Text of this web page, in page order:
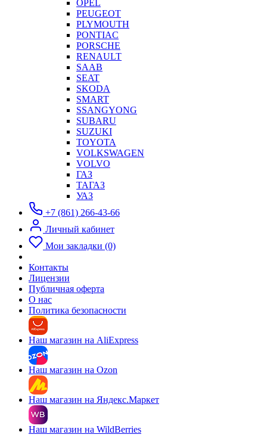
OPEL
PEUGEOT
PLYMOUTH
PONTIAC
PORSCHE
RENAULT
SAAB
SEAT
SKODA
SMART
SSANGYONG
SUBARU
SUZUKI
TOYOTA
VOLKSWAGEN
VOLVO
ГАЗ
ТАГАЗ
УАЗ
+7 (861) 266-43-66
Личный кабинет
Мои закладки (0)
Контакты
Лицензии
Публичная оферта
О нас
Политика безопасности
Наш магазин на AliExpress
Наш магазин на Ozon
Наш магазин на Яндекс.Маркет
Наш магазин на WildBerries